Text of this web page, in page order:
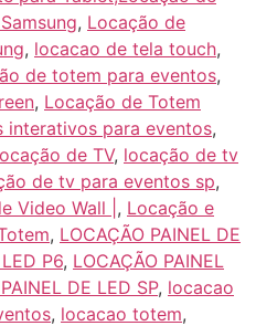
, Locação de
, locacao de tela touch,
de totem para eventos,
, Locação de Totem
interativos para eventos,
de TV, locação de tv
de tv para eventos sp,
Video Wall | , Locação e
, LOCAÇÃO PAINEL DE
P6, LOCAÇÃO PAINEL
DE LED SP, locacao
, locacao totem,